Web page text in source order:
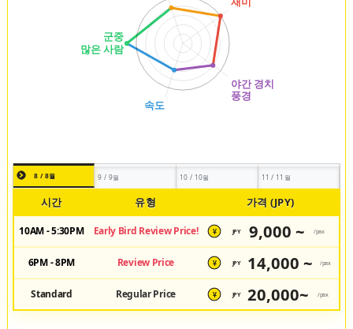
8 / 8월 9 / 9월 10 / 10월 11 / 11월
시간 유형 가격 (JPY)
10AM - 5:30PM Early Bird Review Price! ¥ JPY 9,000 ~ /pax
6PM - 8PM Review Price ¥ JPY 14,000 ~ /pax
Standard Regular Price ¥ JPY 20,000~ /pax